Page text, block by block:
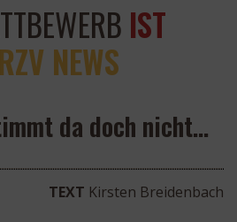
IST
RZV NEWS
da doch nicht…
TEXT Kirsten Breidenbach